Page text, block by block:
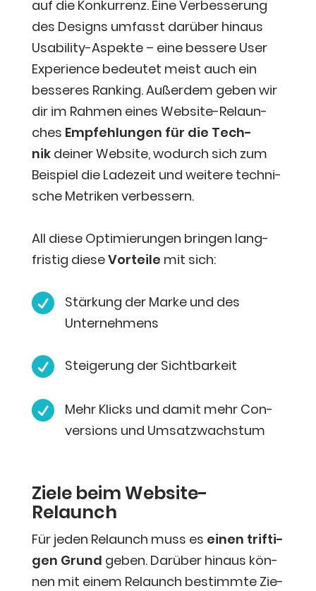
auf die Kon­kur­renz. Eine Ver­bes­se­rung
des Designs umfasst dar­über hin­aus
Usa­bi­li­ty-Aspek­te – eine bes­se­re User
Expe­ri­ence bedeu­tet meist auch ein
bes­se­res Ran­king. Außer­dem geben wir
dir im Rah­men eines Web­site-Relaun­
ches Emp­feh­lun­gen für die Tech­
nikdei­ner Web­site, wodurch sich zum
Bei­spiel die Lade­zeit und wei­te­re tech­ni­
sche Metri­ken ver­bes­sern.
All die­se Opti­mie­run­gen brin­gen lang­
fris­tig die­seVor­tei­le mit sich:

Stär­kung der Mar­ke und des
Unternehmens
 Stei­ge­rung der Sichtbarkeit

Mehr Klicks und damit mehr Con­
ver­si­ons und Umsatzwachstum
Zie­le beim Website-
Relaunch
Für jeden Relaunch muss es einen trif­ti­
gen Grund geben. Dar­über hin­aus kön­
nen mit einem Relaunch bestimm­te Zie­